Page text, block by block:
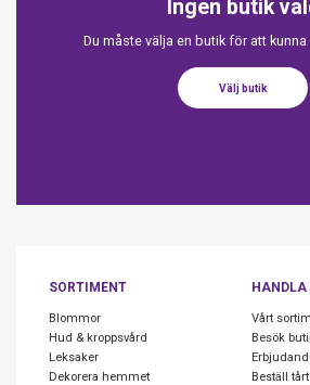
Ingen butik
Du måste välja en butik för att
Välj butik
SORTIMENT
Blommor
Hud & kroppsvård
Leksaker
Dekorera hemmet
HANDLA
Vårt
Besök
Beställ